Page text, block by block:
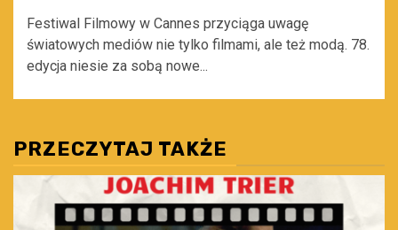
Festiwal Filmowy w Cannes przyciąga uwagę
światowych mediów nie tylko filmami, ale też modą. 78.
edycja niesie za sobą nowe...
PRZECZYTAJ TAKŻE